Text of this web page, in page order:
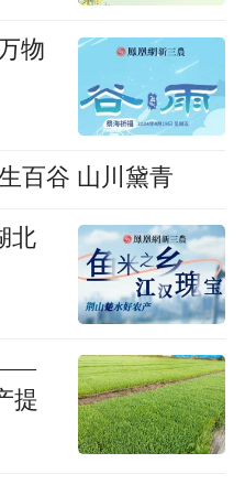
物
百谷 山川黛青
北
提